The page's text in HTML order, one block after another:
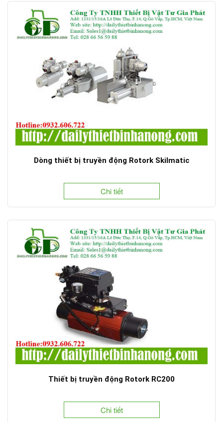
Dòng thiết bị truyền động Rotork Skilmatic
Chi tiết
Thiết bị truyền động Rotork RC200
Chi tiết